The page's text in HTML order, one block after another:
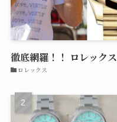
徹底網羅！！ ロレック
ロレックス